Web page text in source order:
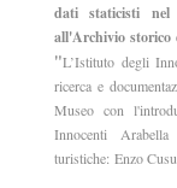
dati staticisti nel
all'Archivio storico
"L’Istituto degli
ricerca e
Museo con
Innocenti
turistiche: Enzo